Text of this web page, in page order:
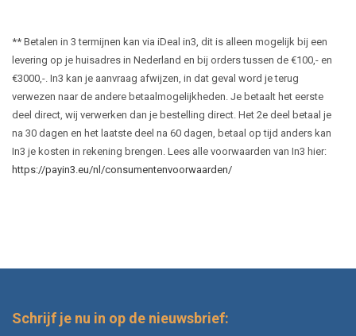
** Betalen in 3 termijnen kan via iDeal in3, dit is alleen mogelijk bij een
levering op je huisadres in Nederland en bij orders tussen de €100,- en
€3000,-. In3 kan je aanvraag afwijzen, in dat geval word je terug
verwezen naar de andere betaalmogelijkheden. Je betaalt het eerste
deel direct, wij verwerken dan je bestelling direct. Het 2e deel betaal je
na 30 dagen en het laatste deel na 60 dagen, betaal op tijd anders kan
In3 je kosten in rekening brengen. Lees alle voorwaarden van In3 hier:
https://payin3.eu/nl/consumentenvoorwaarden/
Schrijf je nu in op de nieuwsbrief: